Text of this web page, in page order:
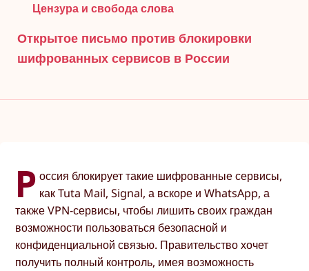
Цензура и свобода слова
Открытое письмо против блокировки
шифрованных сервисов в России
Р оссия блокирует такие шифрованные сервисы,
как Tuta Mail, Signal, а вскоре и WhatsApp, а
также VPN-сервисы, чтобы лишить своих граждан
возможности пользоваться безопасной и
конфиденциальной связью. Правительство хочет
получить полный контроль, имея возможность